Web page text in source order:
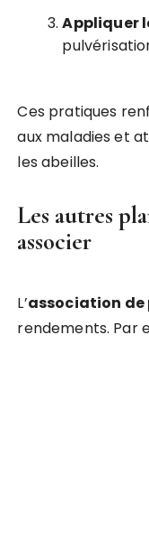
Appliquer
Ces pratiques
aux maladies et
les abeilles.
Les autres
associer
L’association de
rendements. Par